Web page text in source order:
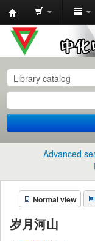
中
化
中
学
图
书
馆
目
录
Advanced
Normal view
岁月河山